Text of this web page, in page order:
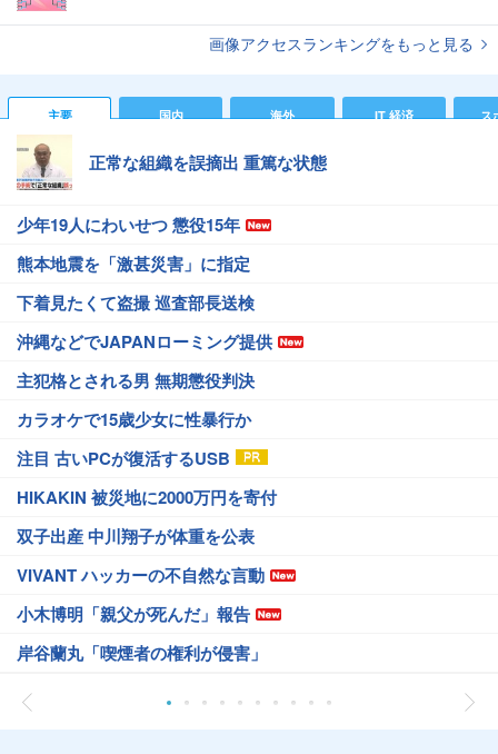
画像アクセスランキングをもっと見る
主要 国内 海外 IT 経済 ス
正常な組織を誤摘出 重篤な状態
少年19人にわいせつ 懲役15年
熊本地震を「激甚災害」に指定
下着見たくて盗撮 巡査部長送検
沖縄などでJAPANローミング提供
主犯格とされる男 無期懲役判決
カラオケで15歳少女に性暴行か
注目 古いPCが復活するUSB
HIKAKIN 被災地に2000万円を寄付
双子出産 中川翔子が体重を公表
VIVANT ハッカーの不自然な言動
小木博明「親父が死んだ」報告
岸谷蘭丸「喫煙者の権利が侵害」